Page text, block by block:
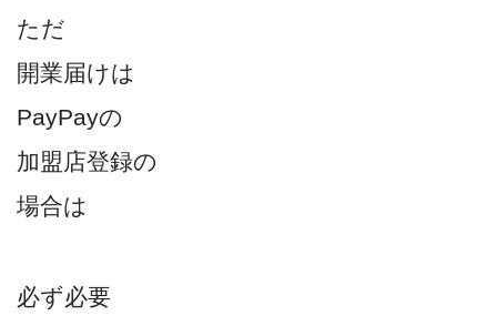
ただ
開業届けは
PayPayの
加盟店登録の
場合は
必ず必要